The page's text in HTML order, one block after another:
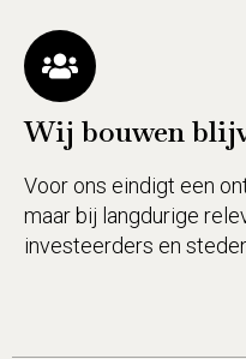
Wij bouwen
Voor ons eindigt een
maar bij langdurige
investeerders en